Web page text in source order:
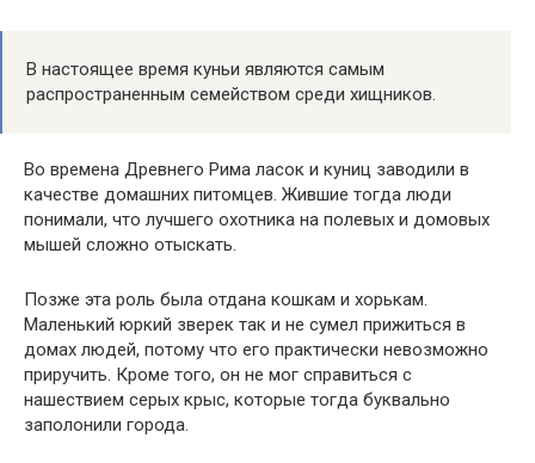
В настоящее время куньи являются самым
распространенным семейством среди хищников.
Во времена Древнего Рима ласок и куниц заводили в
качестве домашних питомцев. Жившие тогда люди
понимали, что лучшего охотника на полевых и домовых
мышей сложно отыскать.
Позже эта роль была отдана кошкам и хорькам.
Маленький юркий зверек так и не сумел прижиться в
домах людей, потому что его практически невозможно
приручить. Кроме того, он не мог справиться с
нашествием серых крыс, которые тогда буквально
заполонили города.